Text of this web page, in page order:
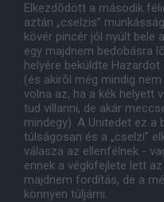
Elkezdõdött a második
aztán „cselzis”
kövér pincér jól nyúlt bele
egy majdnem bedobásra
helyére beküldte
(és akirõl még mindig
volna az, ha a kék helyett
tud villanni, de akár
mindegy). A Unitedet ez
túlságosan és a „cselzi”
válasza az ellenfélnek -
ennek a végkifejlete lett
majdnem fordítás, de a
könnyen túljárni.